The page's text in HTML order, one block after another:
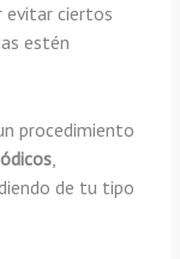
evitar ciertos
estén
procedimiento
,
de tu tipo